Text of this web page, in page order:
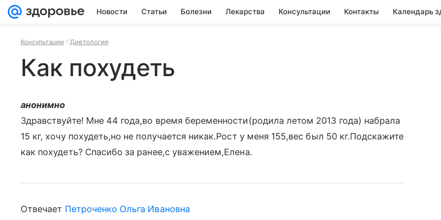
Новости Статьи Болезни Лекарства Консультации Контакты Календарь
Консультации Диетология
Как похудеть
анонимно
Здравствуйте! Мне 44 года,во время беременности(родила летом 2013 года) набрала
15 кг, хочу похудеть,но не получается никак.Рост у меня 155,вес был 50 кг.Подскажите
как похудеть? Спасибо за ранее,с уважением,Елена.
Отвечает Петроченко Ольга Ивановна